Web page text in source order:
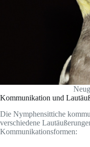
Kommunikation und
Die Nymphensittiche
verschiedene
Kommunikationsformen: